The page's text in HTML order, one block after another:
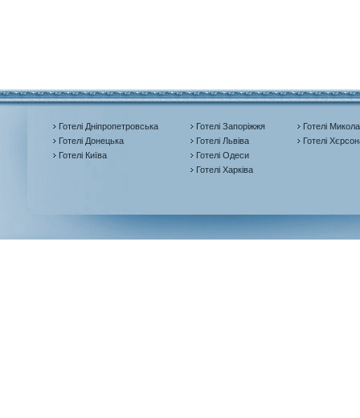
Готелі Дніпропетровська
Готелі Донецька
Готелі Київа
Готелі Запоріжжя
Готелі Львіва
Готелі Одеси
Готелі Харківа
Готелі
Готелі